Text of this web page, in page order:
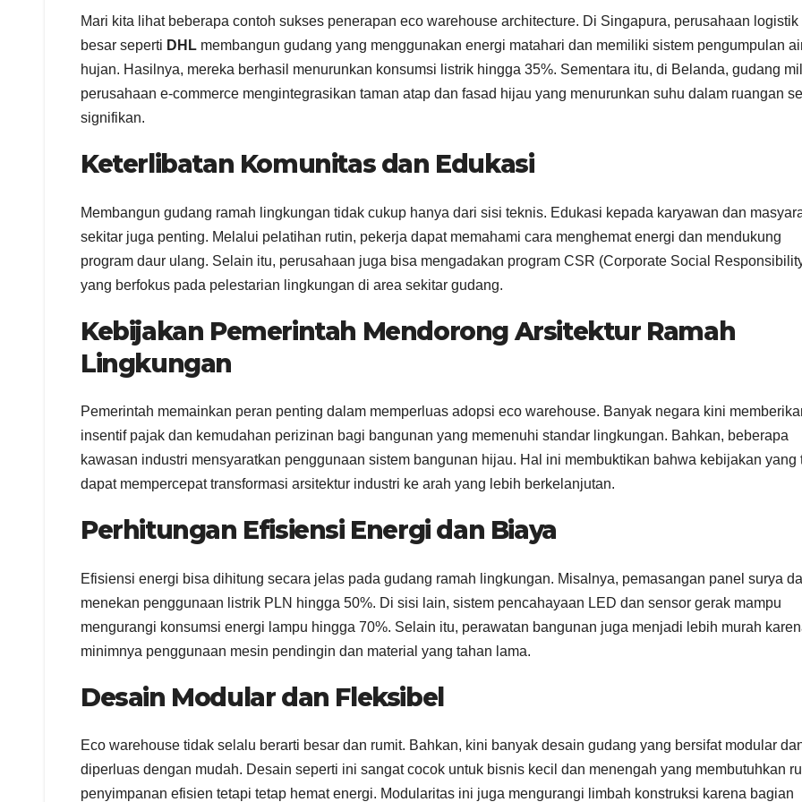
Mari kita lihat beberapa contoh sukses penerapan eco warehouse architecture. Di Singapura, perusahaan logistik
besar seperti DHL membangun gudang yang menggunakan energi matahari dan memiliki sistem pengumpulan
hujan. Hasilnya, mereka berhasil menurunkan konsumsi listrik hingga 35%. Sementara itu, di Belanda, gudang
perusahaan e-commerce mengintegrasikan taman atap dan fasad hijau yang menurunkan suhu dalam ruangan
signifikan.
Keterlibatan Komunitas dan Edukasi
Membangun gudang ramah lingkungan tidak cukup hanya dari sisi teknis. Edukasi kepada karyawan dan
sekitar juga penting. Melalui pelatihan rutin, pekerja dapat memahami cara menghemat energi dan mendukung
program daur ulang. Selain itu, perusahaan juga bisa mengadakan program CSR (Corporate Social
yang berfokus pada pelestarian lingkungan di area sekitar gudang.
Kebijakan Pemerintah Mendorong Arsitektur Ramah
Lingkungan
Pemerintah memainkan peran penting dalam memperluas adopsi eco warehouse. Banyak negara kini
insentif pajak dan kemudahan perizinan bagi bangunan yang memenuhi standar lingkungan. Bahkan, beberapa
kawasan industri mensyaratkan penggunaan sistem bangunan hijau. Hal ini membuktikan bahwa kebijakan yang
dapat mempercepat transformasi arsitektur industri ke arah yang lebih berkelanjutan.
Perhitungan Efisiensi Energi dan Biaya
Efisiensi energi bisa dihitung secara jelas pada gudang ramah lingkungan. Misalnya, pemasangan panel surya
menekan penggunaan listrik PLN hingga 50%. Di sisi lain, sistem pencahayaan LED dan sensor gerak mampu
mengurangi konsumsi energi lampu hingga 70%. Selain itu, perawatan bangunan juga menjadi lebih murah
minimnya penggunaan mesin pendingin dan material yang tahan lama.
Desain Modular dan Fleksibel
Eco warehouse tidak selalu berarti besar dan rumit. Bahkan, kini banyak desain gudang yang bersifat modular
diperluas dengan mudah. Desain seperti ini sangat cocok untuk bisnis kecil dan menengah yang membutuhkan
penyimpanan efisien tetapi tetap hemat energi. Modularitas ini juga mengurangi limbah konstruksi karena bagian